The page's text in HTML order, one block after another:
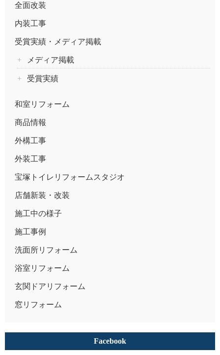
全面改装
内装工事
受賞実績・メディア掲載
メディア掲載
受賞実績
和室リフォーム
商品情報
外構工事
外装工事
宝塚トイレリフォームスタジオ
店舗新装・改装
施工中の様子
施工事例
洗面所リフォーム
浴室リフォーム
玄関ドアリフォーム
窓リフォーム
Facebook